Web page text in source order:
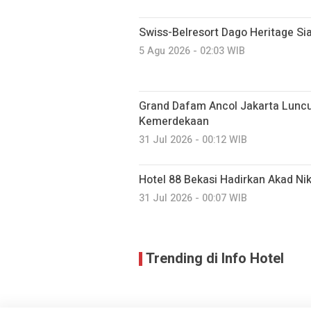
Swiss-Belresort Dago Heritage
5 Agu 2026 - 02:03 WIB
Grand Dafam Ancol Jakarta
Kemerdekaan
31 Jul 2026 - 00:12 WIB
Hotel 88 Bekasi Hadirkan Akad
31 Jul 2026 - 00:07 WIB
Trending di Info Hotel